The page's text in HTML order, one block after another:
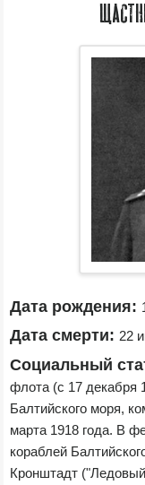
Дата рождения:
Дата смерти: 22
Социальный
флота (с 17 декабря
Балтийского моря,
марта 1918 года. В
кораблей
Кронштадт